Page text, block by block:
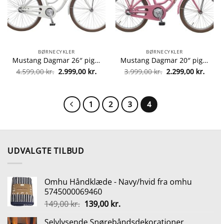
BØRNECYKLER
Mustang Dagmar 26″ pigecykel med 3 gear – Pearl White fra Mustang 5700383119409
4.599,00kr. Den
oprindelige
4.599,00 kr..
2.999,00 kr.Den
aktuelle
2.999,00 kr..
BØRNECYKLER
Mustang Dagmar 20″ pigecykel med 3 gear – Dusty Rose fra Mustang 5700383119331
3.999,00kr. Den
oprindelige
2.299,00 kr.Den
1 2 3 4
UDVALGTE TILBUD
Omhu Håndklæde - Navy/hvid fra omhu
5745000069460
149,00kr. Den
139,00 kr.Den